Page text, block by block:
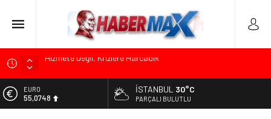
Edremit’te Kaymakam Ahmet Odabaş’a Duygu Dolu Veda
Tarihçi Yusuf Halaçoğlu’ndan TBMM’ye Sunulan Yasa Teklifine
Sert Eleştiri: “Osmanlı’nın Hukuk Anlayışının Gerisine
ALTIN
6.623,43
İSTANBUL 30°C
PARÇALI BULUTLU